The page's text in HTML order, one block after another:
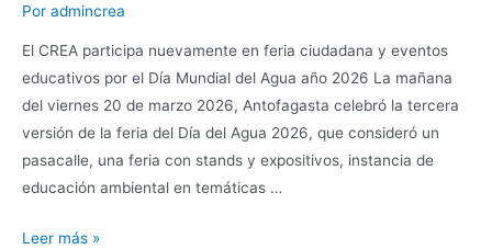
Por admincrea
El CREA participa nuevamente en feria ciudadana y eventos
educativos por el Día Mundial del Agua año 2026 La mañana
del viernes 20 de marzo 2026, Antofagasta celebró la tercera
versión de la feria del Día del Agua 2026, que consideró un
pasacalle, una feria con stands y expositivos, instancia de
educación ambiental en temáticas …
Leer más »